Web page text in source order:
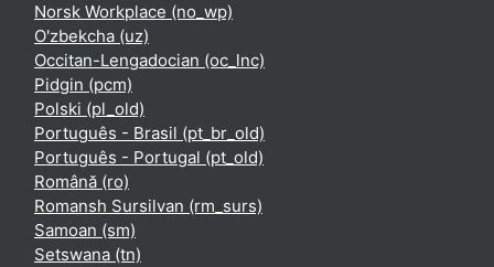
Norsk Workplace ‎(no_wp)‎
O'zbekcha ‎(uz)‎
Occitan-Lengadocian ‎(oc_lnc)‎
Pidgin ‎(pcm)‎
Polski ‎(pl_old)‎
Português - Brasil ‎(pt_br_old)‎
Português - Portugal ‎(pt_old)‎
Română ‎(ro)‎
Romansh Sursilvan ‎(rm_surs)‎
Samoan ‎(sm)‎
Setswana ‎(tn)‎